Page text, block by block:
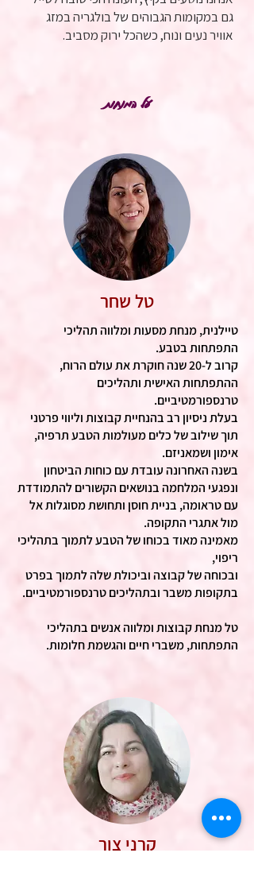
גם במקומות הגבוהים של בולגריה במזג
אוויר נעים ונוח, כשהכל ירוק מסביב.
על המנחות
טל שחר
טיילנית, מנחת מסעות ומלווה תהליכי
התפתחות בטבע.
קרוב ל-20 שנה חוקרת את עולם הרוח,
ההתפתחות האישית ותהליכים
טרנספורמטיביים.
בעלת ניסיון רב בהנחיית קבוצות וליווי פרטני
תוך שילוב של כלים מעולמות הטבע תרפיה,
אימון ושמאניזם.
בשנה האחרונה עובדת עם כוחות הביטחון
ונפגעי המלחמה בנושאים הקשורים להתמודדת
עם טראומה, בניית חוסן ותחושת מסוגלות אל
מול אתגרי התקופה.
מאמינה מאוד בכוחו של הטבע לתמוך בתהליכי
ריפוי,
ובכוחה של קבוצה וביכולת שלה לתמוך בפרט
בתקופות משבר ובתהליכים טרנספורמטיביים.
טל מנחת קבוצות ומלווה אנשים בתהליכי
התפתחות, משברי חיים והגשמת חלומות.
קרני צור